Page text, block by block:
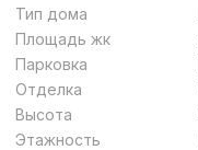
Тип дома
Площадь жк
Парковка
Отделка
Высота
Этажность